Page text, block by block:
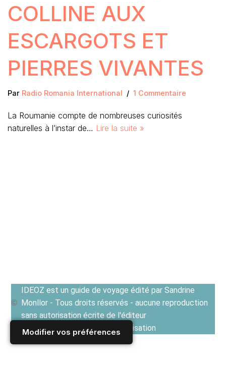
Modifier vos préférences
COLLINE AUX
ESCARGOTS ET
PIERRES VIVANTES
Par Radio Romania International 1 Commentaire
La Roumanie compte de nombreuses curiosités
naturelles à l’instar de… Lire la suite »
IDEOZ est un guide de voyage édité par Sandrine
Monllor - Tous droits réservés - aucune reproduction
sans autorisation écrite de l'éditeur
Voir les Conditions générales d'utilisation